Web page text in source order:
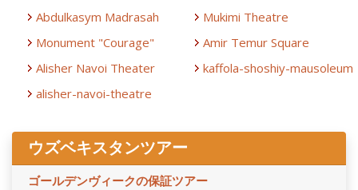
Abdulkasym Madrasah
Mukimi Theatre
Monument "Courage"
Amir Temur Square
Alisher Navoi Theater
kaffola-shoshiy-mausoleum
alisher-navoi-theatre
ウズベキスタンツアー
ゴールデンヴィークの保証ツアー